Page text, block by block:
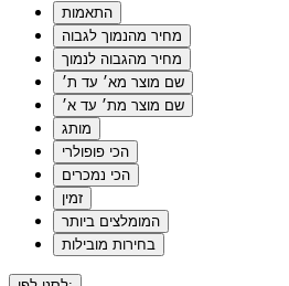
התאמות
מחיר מהנמוך לגבוה
מחיר מהגבוה לנמוך
שם מוצר מא׳ עד ת׳
שם מוצר מת׳ עד א׳
מותג
הכי פופולרי
הכי נמכרים
זמין
המומלצים ביותר
בחירות מובילות